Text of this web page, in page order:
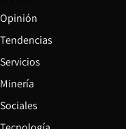
Opinión
Tendencias
Servicios
Minería
Sociales